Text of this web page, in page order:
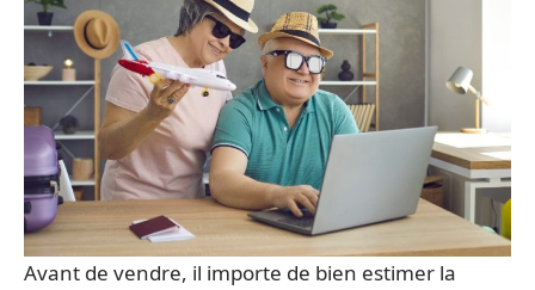
Avant de vendre, il importe de bien estimer la